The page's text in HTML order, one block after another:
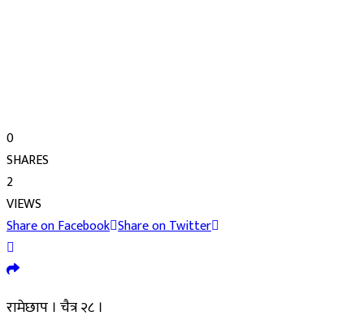
0
SHARES
2
VIEWS
Share on Facebook Share on Twitter
रामेछाप । चैत्र २८ ।